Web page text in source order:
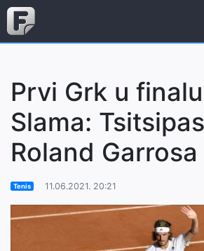
Prvi Grk u
Slama:
Roland Garrosa
Tenis 11.06.2021. 20:21